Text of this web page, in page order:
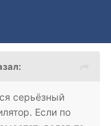
серьёзный
Если по